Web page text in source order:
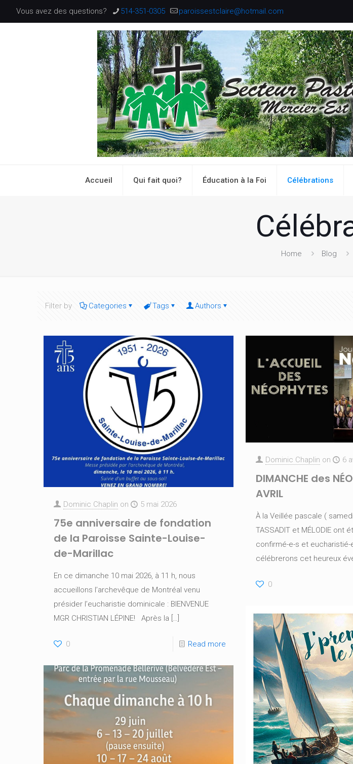
Vous avez des questions? 514-351-0305 paroissestclaire@hotmail.com
Accueil Qui fait quoi? Éducation à la Foi Célébrations
Home Blog
Filter by Categories Tags Authors
Dominic Chaplin on 5 mai 2026
75e anniversaire de fondation
de la Paroisse Sainte-Louise-
de-Marillac
En ce dimanche 10 mai 2026, à 11 h, nous
accueillons l’archevêque de Montréal venu
présider l’eucharistie dominicale : BIENVENUE
MGR CHRISTIAN LÉPINE! Après la […]
0 Read more
Dominic Chaplin on 6
DIMANCHE des
AVRIL
À la Veillée pascale ( samedi
TASSADIT et MÉLODIE ont
confirmé-e-s et eucharistié-
célébrerons cet heureux
0